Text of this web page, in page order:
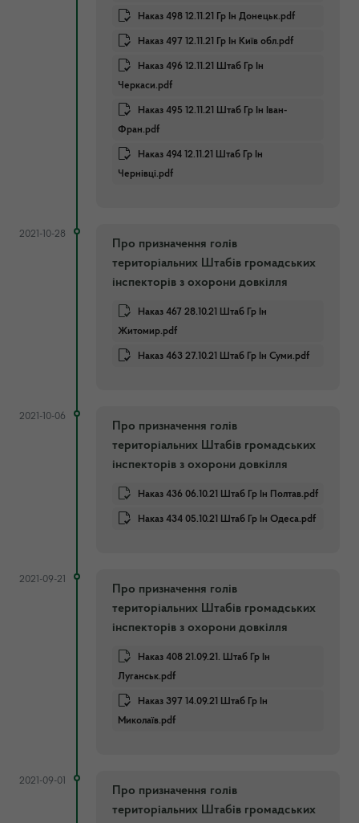
Наказ 498 12.11.21 Гр Ін Донецьк.pdf
Наказ 497 12.11.21 Гр Ін Київ обл.pdf
Наказ 496 12.11.21 Штаб Гр Ін
Черкаси.pdf
Наказ 495 12.11.21 Штаб Гр Ін Іван-
Фран.pdf
Наказ 494 12.11.21 Штаб Гр Ін
Чернівці.pdf
2021-10-28
Про призначення голів
територіальних Штабів громадських
інспекторів з охорони довкілля
Наказ 467 28.10.21 Штаб Гр Ін
Житомир.pdf
Наказ 463 27.10.21 Штаб Гр Ін Суми.pdf
2021-10-06
Про призначення голів
територіальних Штабів громадських
інспекторів з охорони довкілля
Наказ 436 06.10.21 Штаб Гр Ін Полтав.pdf
Наказ 434 05.10.21 Штаб Гр Ін Одеса.pdf
2021-09-21
Про призначення голів
територіальних Штабів громадських
інспекторів з охорони довкілля
Наказ 408 21.09.21. Штаб Гр Ін
Луганськ.pdf
Наказ 397 14.09.21 Штаб Гр Ін
Миколаїв.pdf
2021-09-01
Про призначення голів
територіальних Штабів громадських